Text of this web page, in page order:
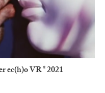
ec(h)o VR * 2021